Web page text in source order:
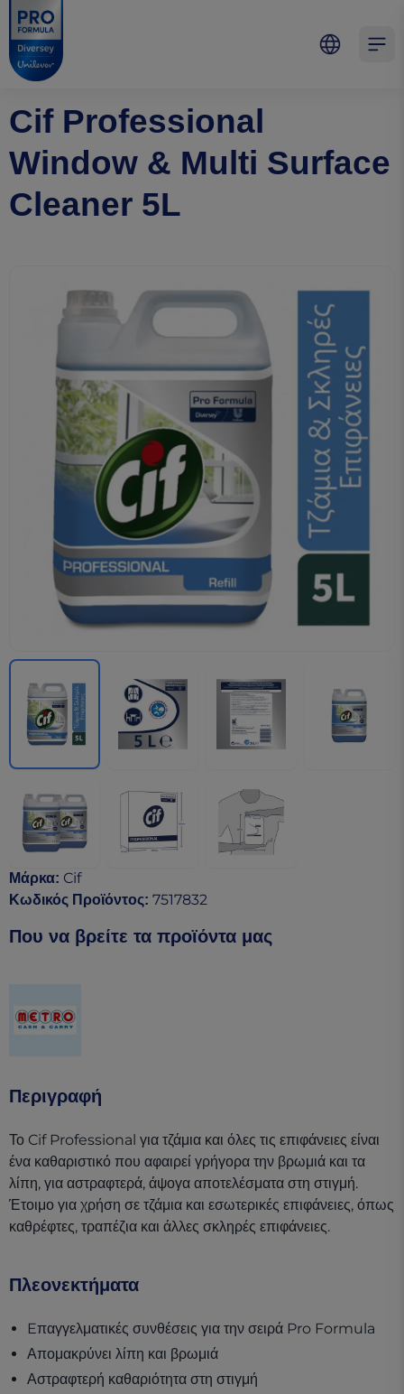
Skip to main content
Skip to navigation
Skip to footer
Pro Formula
Cif Professional
Window & Multi Surface
Cleaner 5L
Μάρκα: Cif
Κωδικός Προϊόντος: 7517832
Που να βρείτε τα προϊόντα μας
Περιγραφή
Το Cif Professional για τζάμια και όλες τις επιφάνειες είναι
ένα καθαριστικό που αφαιρεί γρήγορα την βρωμιά και τα
λίπη, για αστραφτερά, άψογα αποτελέσματα στη στιγμή.
Έτοιμο για χρήση σε τζάμια και εσωτερικές επιφάνειες, όπως
καθρέφτες, τραπέζια και άλλες σκληρές επιφάνειες.
Πλεονεκτήματα
Eπαγγελματικές συνθέσεις για την σειρά Pro Formula
Απομακρύνει λίπη και βρωμιά
Αστραφτερή καθαριότητα στη στιγμή